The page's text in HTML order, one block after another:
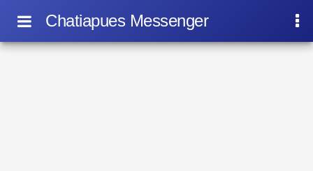
Chatiapues Messenger